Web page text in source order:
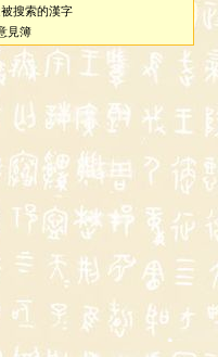
搜索的漢字
見簿